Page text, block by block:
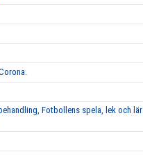
Fotbollens spela, lek och lär